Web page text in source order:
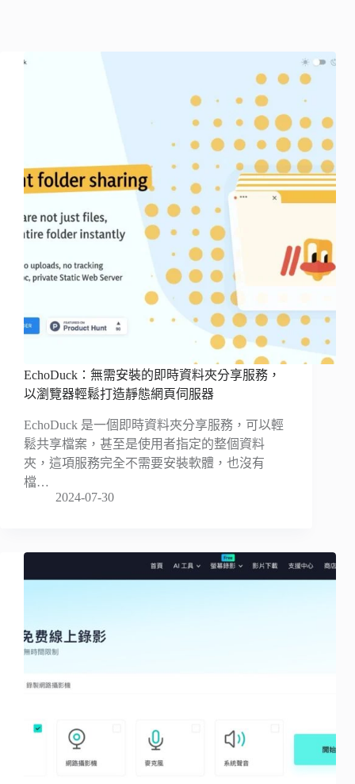
EchoDuck：無需安裝的即時資料夾分享服務，
以瀏覽器輕鬆打造靜態網頁伺服器
EchoDuck 是一個即時資料夾分享服務，可以輕
鬆共享檔案，甚至是使用者指定的整個資料
夾，這項服務完全不需要安裝軟體，也沒有
檔…
2024-07-30